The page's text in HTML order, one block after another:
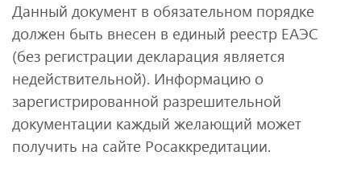
Данный документ в обязательном порядке
должен быть внесен в единый реестр ЕАЭС
(без регистрации декларация является
недействительной). Информацию о
зарегистрированной разрешительной
документации каждый желающий может
получить на сайте Росаккредитации.